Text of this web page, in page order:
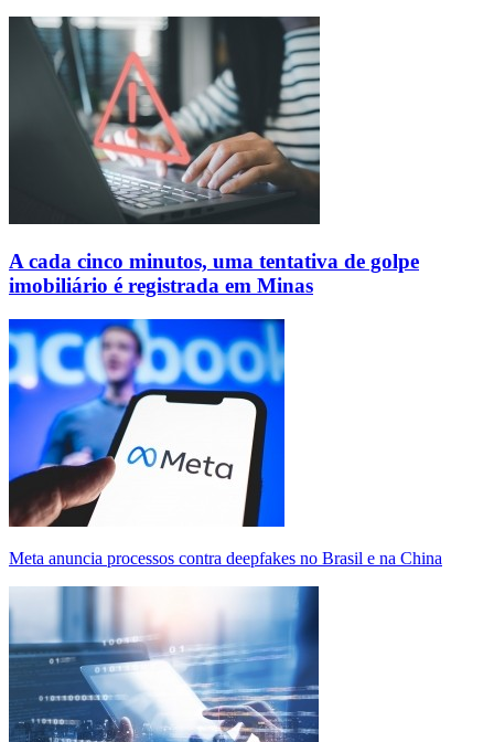
A cada cinco minutos, uma tentativa de golpe
imobiliário é registrada em Minas
Meta anuncia processos contra deepfakes no Brasil e na China